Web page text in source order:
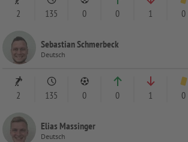
2 135 0 0 1 0
Sebastian Schmerbeck
Deutsch
2 135 0 0 1 0
Elias Massinger
Deutsch